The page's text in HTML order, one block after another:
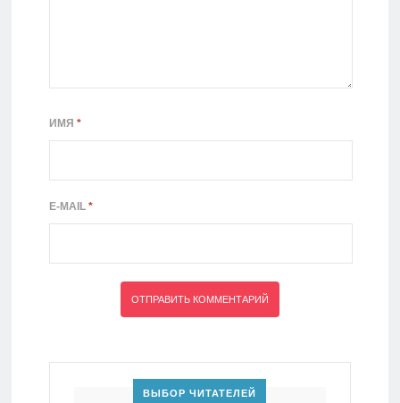
ИМЯ *
E-MAIL *
ВЫБОР ЧИТАТЕЛЕЙ